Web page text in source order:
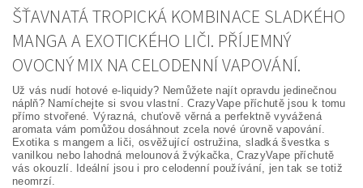
ŠŤAVNATÁ TROPICKÁ KOMBINACE SLADKÉHO
MANGA A EXOTICKÉHO LIČI. PŘÍJEMNÝ
OVOCNÝ MIX NA CELODENNÍ VAPOVÁNÍ.
Už vás nudí hotové e-liquidy? Nemůžete najít opravdu jedinečnou
náplň? Namíchejte si svou vlastní. CrazyVape příchutě jsou k tomu
přímo stvořené. Výrazná, chuťově věrná a perfektně vyvážená
aromata vám pomůžou dosáhnout zcela nové úrovně vapování.
Exotika s mangem a liči, osvěžující ostružina, sladká švestka s
vanilkou nebo lahodná melounová žvýkačka, CrazyVape příchutě
vás okouzlí. Ideální jsou i pro celodenní používání, jen tak se totiž
neomrzí.